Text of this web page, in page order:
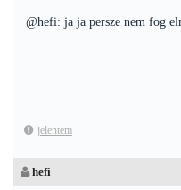
@hefi: ja ja persze nem fog
jelentem
hefi